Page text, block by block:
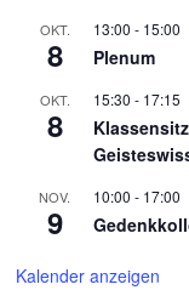
OKT.
8
13:00 - 15:00
Plenum
OKT.
8
15:30 - 17:15
NOV.
9
10:00 - 17:00
Kalender anzeigen